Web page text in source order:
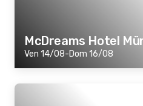
McDreams Hotel
Ven 14/08-Dom 16/08